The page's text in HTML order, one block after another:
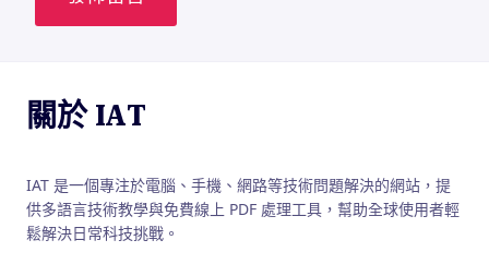
關於 IAT
IAT 是一個專注於電腦、手機、網路等技術問題解決的網站，提
供多語言技術教學與免費線上 PDF 處理工具，幫助全球使用者輕
鬆解決日常科技挑戰。